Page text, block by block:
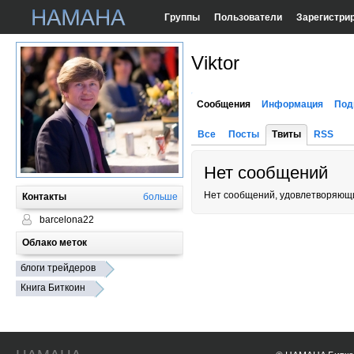
Группы Пользователи
Контакты больше
barcelona22
Облако меток
блоги трейдеров
Книга Биткоин
Viktor
Сообщения Информация
Все Посты Твиты RSS
Нет сообщений
Нет сообщений,